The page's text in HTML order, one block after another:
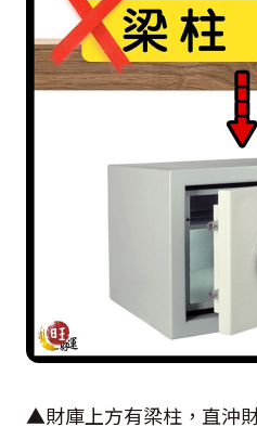
▲財庫上方有梁柱，直沖